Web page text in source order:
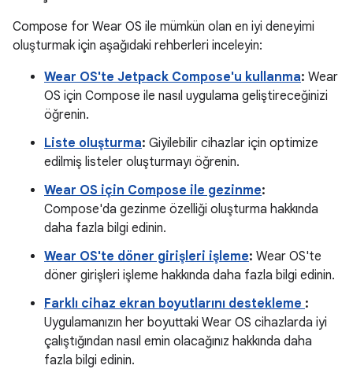
Compose for Wear OS ile mümkün olan en iyi deneyimi
oluşturmak için aşağıdaki rehberleri inceleyin:
Wear OS'te Jetpack Compose'u kullanma: Wear
OS için Compose ile nasıl uygulama geliştireceğinizi
öğrenin.
Liste oluşturma: Giyilebilir cihazlar için optimize
edilmiş listeler oluşturmayı öğrenin.
Wear OS için Compose ile gezinme:
Compose'da gezinme özelliği oluşturma hakkında
daha fazla bilgi edinin.
Wear OS'te döner girişleri işleme: Wear OS'te
döner girişleri işleme hakkında daha fazla bilgi edinin.
Farklı cihaz ekran boyutlarını destekleme :
Uygulamanızın her boyuttaki Wear OS cihazlarda iyi
çalıştığından nasıl emin olacağınız hakkında daha
fazla bilgi edinin.